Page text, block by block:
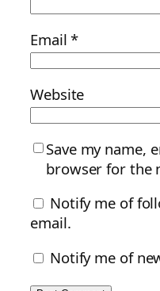
Email*
Website
Save my name,
browser for the
Notify me of
email.
Notify me of